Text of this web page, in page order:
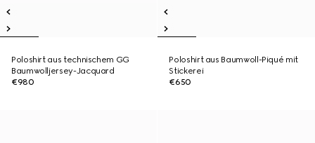
Poloshirt aus technischem GG
Baumwolljersey-Jacquard
€980
Poloshirt aus Baumwoll-Piqué mit
Stickerei
€650